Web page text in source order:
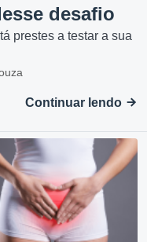
desafio
prestes a testar a sua
Continuar lendo